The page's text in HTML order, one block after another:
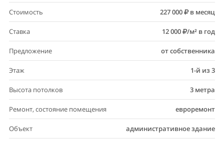
Стоимость 227 000 в месяц
Ставка 12 000 /м² в год
Предложение от собственника
Этаж 1-й из 3
Высота потолков 3 метра
Ремонт, состояние помещения евроремонт
Объект административное здание